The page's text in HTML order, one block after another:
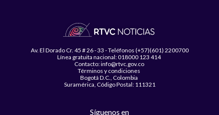
Av. El Dorado Cr. 45 # 26 - 33 - Teléfonos (+57)(601) 2200700
Línea gratuita nacional: 018000 123 414
Contacto: info@rtvc.gov.co
Términos y condiciones
Bogotá D.C., Colombia
Suramérica, Código Postal: 111321
Síguenos en